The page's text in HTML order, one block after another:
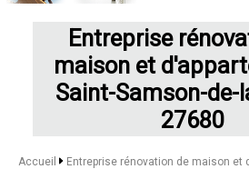
Entreprise
maison et
Saint-Samson-de-
27680
Accueil
Entreprise rénovation de maison et